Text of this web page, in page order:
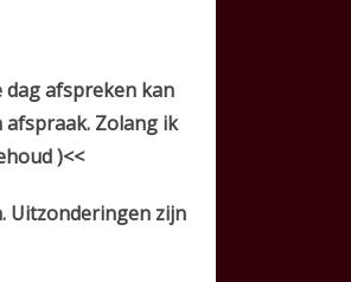
dag afspreken kan
afspraak. Zolang ik
)<<
Uitzonderingen zijn